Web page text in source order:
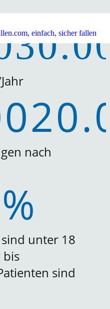
nach
%
unter 18
bis
sind